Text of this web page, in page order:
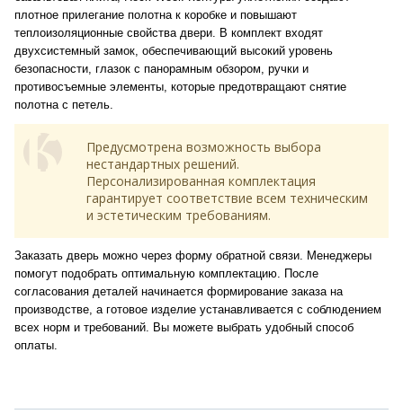
плотное прилегание полотна к коробке и повышают
теплоизоляционные свойства двери. В комплект входят
двухсистемный замок, обеспечивающий высокий уровень
безопасности, глазок с панорамным обзором, ручки и
противосъемные элементы, которые предотвращают снятие
полотна с петель.
Предусмотрена возможность выбора
нестандартных решений.
Персонализированная комплектация
гарантирует соответствие всем техническим
и эстетическим требованиям.
Заказать дверь можно через форму обратной связи. Менеджеры
помогут подобрать оптимальную комплектацию. После
согласования деталей начинается формирование заказа на
производстве, а готовое изделие устанавливается с соблюдением
всех норм и требований. Вы можете выбрать удобный способ
оплаты.